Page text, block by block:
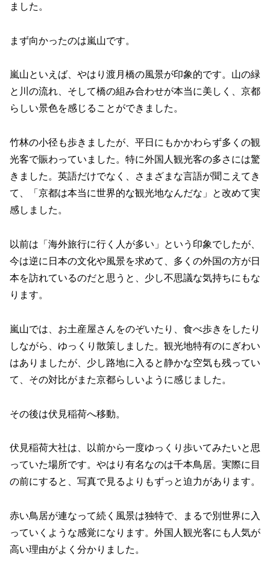
ました。
まず向かったのは嵐山です。
嵐山といえば、やはり渡月橋の風景が印象的です。山の緑
と川の流れ、そして橋の組み合わせが本当に美しく、京都
らしい景色を感じることができました。
竹林の小径も歩きましたが、平日にもかかわらず多くの観
光客で賑わっていました。特に外国人観光客の多さには驚
きました。英語だけでなく、さまざまな言語が聞こえてき
て、「京都は本当に世界的な観光地なんだな」と改めて実
感しました。
以前は「海外旅行に行く人が多い」という印象でしたが、
今は逆に日本の文化や風景を求めて、多くの外国の方が日
本を訪れているのだと思うと、少し不思議な気持ちにもな
ります。
嵐山では、お土産屋さんをのぞいたり、食べ歩きをしたり
しながら、ゆっくり散策しました。観光地特有のにぎわい
はありましたが、少し路地に入ると静かな空気も残ってい
て、その対比がまた京都らしいように感じました。
その後は伏見稲荷へ移動。
伏見稲荷大社は、以前から一度ゆっくり歩いてみたいと思
っていた場所です。やはり有名なのは千本鳥居。実際に目
の前にすると、写真で見るよりもずっと迫力があります。
赤い鳥居が連なって続く風景は独特で、まるで別世界に入
っていくような感覚になります。外国人観光客にも人気が
高い理由がよく分かりました。